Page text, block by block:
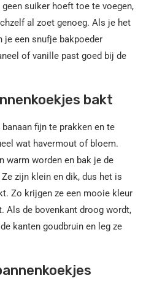
suiker hoeft toe te voegen,
al zoet genoeg. Als je het
een snufje bakpoeder
of vanille past goed bij de
bakt
fijn te prakken en te
wat havermout of bloem.
warm worden en bak je de
zijn klein en dik, dus het is
Zo krijgen ze een mooie kleur
Als de bovenkant droog wordt,
kanten goudbruin en leg ze